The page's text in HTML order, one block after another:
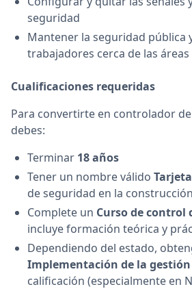
seguridad
Mantener la seguridad pública
trabajadores cerca de las
Cualificaciones requeridas
Para convertirte en controlador
debes:
Terminar 18 años
Tener un nombre válido
de seguridad en la
Complete un Curso de control
incluye formación teórica y
Dependiendo del estado,
Implementación de la
calificación (especialmente en